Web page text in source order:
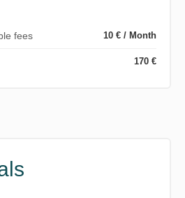
fees 10 € / Month
170 €